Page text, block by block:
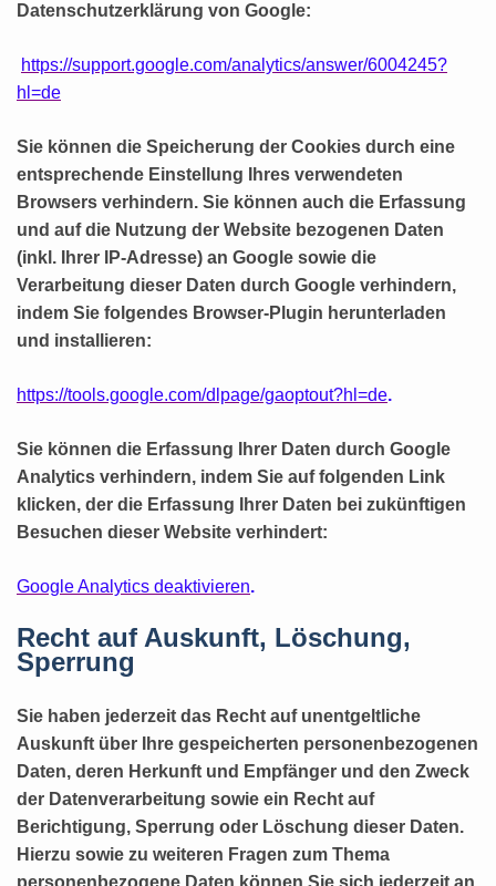
Datenschutzerklärung von Google:
https://support.google.com/analytics/answer/6004245?
hl=de
Sie können die Speicherung der Cookies durch eine
entsprechende Einstellung Ihres verwendeten
Browsers verhindern. Sie können auch die Erfassung
und auf die Nutzung der Website bezogenen Daten
(inkl. Ihrer IP-Adresse) an Google sowie die
Verarbeitung dieser Daten durch Google verhindern,
indem Sie folgendes Browser-Plugin herunterladen
und installieren:
https://tools.google.com/dlpage/gaoptout?hl=de.
Sie können die Erfassung Ihrer Daten durch Google
Analytics verhindern, indem Sie auf folgenden Link
klicken, der die Erfassung Ihrer Daten bei zukünftigen
Besuchen dieser Website verhindert:
Google Analytics deaktivieren.
Recht auf Auskunft, Löschung,
Sperrung
Sie haben jederzeit das Recht auf unentgeltliche
Auskunft über Ihre gespeicherten personenbezogenen
Daten, deren Herkunft und Empfänger und den Zweck
der Datenverarbeitung sowie ein Recht auf
Berichtigung, Sperrung oder Löschung dieser Daten.
Hierzu sowie zu weiteren Fragen zum Thema
personenbezogene Daten können Sie sich jederzeit an